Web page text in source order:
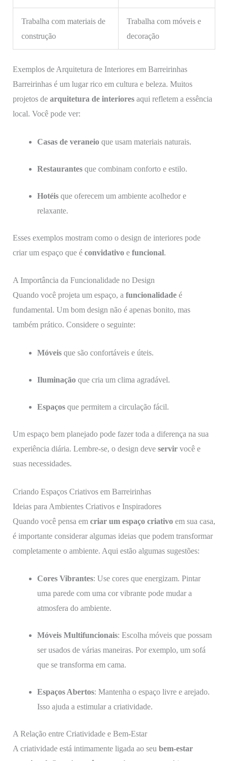
Trabalha com materiais de
construção
Trabalha com móveis e
decoração
Exemplos de Arquitetura de Interiores em Barreirinhas
Barreirinhas é um lugar rico em cultura e beleza. Muitos
projetos de arquitetura de interioresaqui refletem a essência
local. Você pode ver:
Casas de veraneioque usam materiais naturais.
Restaurantesque combinam conforto e estilo.
Hotéisque oferecem um ambiente acolhedor e
relaxante.
Esses exemplos mostram como o design de interiores pode
criar um espaço que é convidativoe funcional.
A Importância da Funcionalidade no Design
Quando você projeta um espaço, a funcionalidadeé
fundamental. Um bom design não é apenas bonito, mas
também prático. Considere o seguinte:
Móveisque são confortáveis e úteis.
Iluminaçãoque cria um clima agradável.
Espaçosque permitem a circulação fácil.
Um espaço bem planejado pode fazer toda a diferença na sua
experiência diária. Lembre-se, o design deve servirvocê e
suas necessidades.
Criando Espaços Criativos em Barreirinhas
Ideias para Ambientes Criativos e Inspiradores
Quando você pensa em criar um espaço criativoem sua casa,
é importante considerar algumas ideias que podem transformar
completamente o ambiente. Aqui estão algumas sugestões:
Cores Vibrantes: Use cores que energizam. Pintar
uma parede com uma cor vibrante pode mudar a
atmosfera do ambiente.
Móveis Multifuncionais: Escolha móveis que possam
ser usados de várias maneiras. Por exemplo, um sofá
que se transforma em cama.
Espaços Abertos: Mantenha o espaço livre e arejado.
Isso ajuda a estimular a criatividade.
A Relação entre Criatividade e Bem-Estar
A criatividade está intimamente ligada ao seu bem-estar